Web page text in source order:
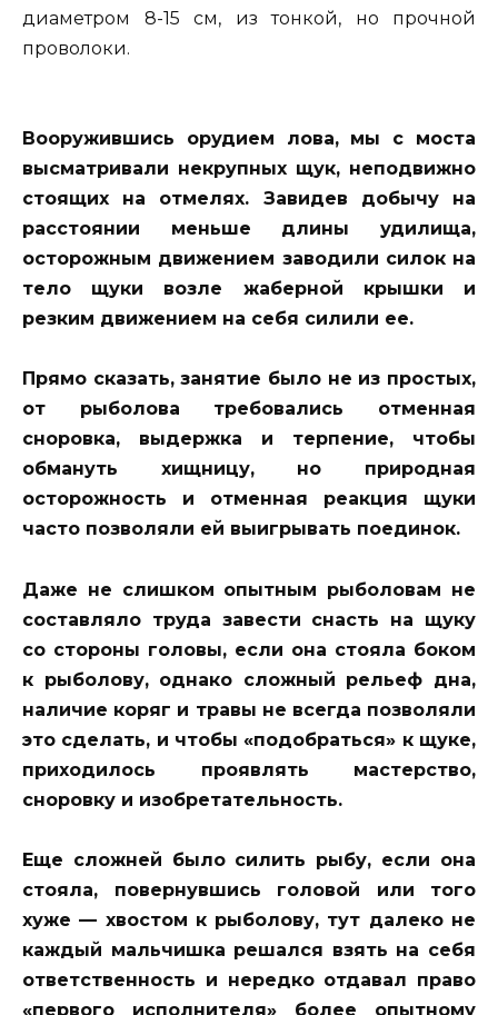
диаметром 8-15 см, из тонкой, но прочной
проволоки.
Вооружившись орудием лова, мы с моста
высматривали некрупных щук, неподвижно
стоящих на отмелях. Завидев добычу на
расстоянии меньше длины удилища,
осторожным движением заводили силок на
тело щуки возле жаберной крышки и
резким движением на себя силили ее.
Прямо сказать, занятие было не из простых,
от рыболова требовались отменная
сноровка, выдержка и терпение, чтобы
обмануть хищницу, но природная
осторожность и отменная реакция щуки
часто позволяли ей выигрывать поединок.
Даже не слишком опытным рыболовам не
составляло труда завести снасть на щуку
со стороны головы, если она стояла боком
к рыболову, однако сложный рельеф дна,
наличие коряг и травы не всегда позволяли
это сделать, и чтобы «подобраться» к щуке,
приходилось проявлять мастерство,
сноровку и изобретательность.
Еще сложней было силить рыбу, если она
стояла, повернувшись головой или того
хуже — хвостом к рыболову, тут далеко не
каждый мальчишка решался взять на себя
ответственность и нередко отдавал право
«первого исполнителя» более опытному